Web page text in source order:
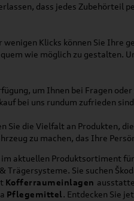
dass jedes Zubehörteil
Klicks können Sie Ihre
wie möglich zu
um Ihnen bei Fragen
bei uns rundum zufrieden
Sie die Vielfalt an
zu machen, das Ihre
im aktuellen Produktsortiment
Sie suchen
Kofferraumeinlagen
Pflegemittel. Entdecken Sie